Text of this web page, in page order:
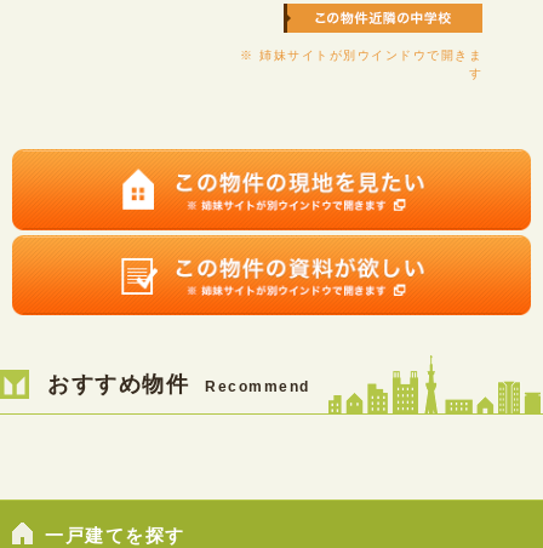
※ 姉妹サイトが別ウインドウで開きま
す
おすすめ物件 Recommend
一戸建てを探す